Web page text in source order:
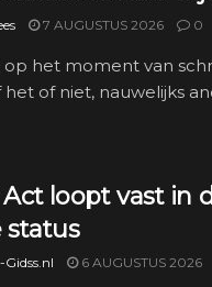
7 AUGUSTUS 2026 0
op het moment van
het of niet, nauwelijks
Act loopt vast in
status
6 AUGUSTUS 2026